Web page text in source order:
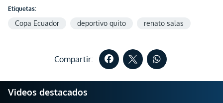
Etiquetas:
Copa Ecuador deportivo quito renato salas
Compartir:
Videos destacados